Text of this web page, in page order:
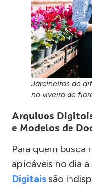
Jardineiros de
no viveiro de
Arquivos
e Modelos de
Para quem busca
aplicáveis no dia
Digitais são